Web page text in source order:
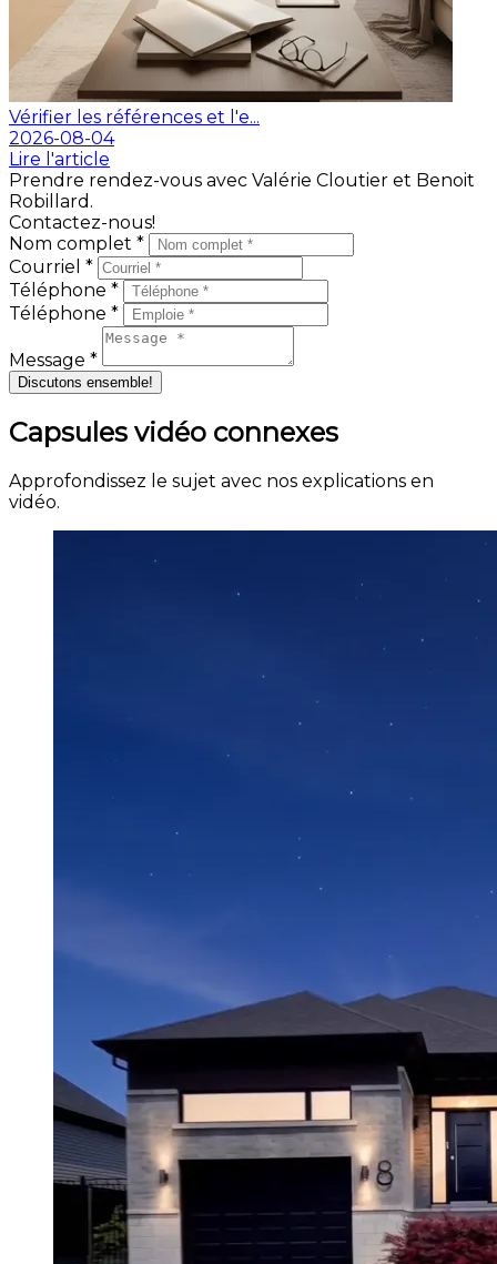
Vérifier les références et l'e...
2026-08-04
Lire l'article
Prendre rendez-vous avec Valérie Cloutier et Benoit
Robillard.
Contactez-nous!
Nom complet *
Courriel *
Téléphone *
Téléphone *
Message *
Discutons ensemble!
Capsules vidéo connexes
Approfondissez le sujet avec nos explications en
vidéo.